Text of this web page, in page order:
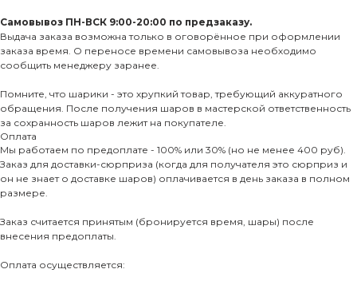
Самовывоз ПН-ВСК 9:00-20:00 по предзаказу.
Выдача заказа возможна только в оговорённое при оформлении
заказа время. О переносе времени самовывоза необходимо
сообщить менеджеру заранее.
Помните, что шарики - это хрупкий товар, требующий аккуратного
обращения. После получения шаров в мастерской ответственность
за сохранность шаров лежит на покупателе.
Оплата
Мы работаем по предоплате - 100% или 30% (но не менее 400 руб).
Заказ для доставки-сюрприза (когда для получателя это сюрприз и
он не знает о доставке шаров) оплачивается в день заказа в полном
размере.
Заказ считается принятым (бронируется время, шары) после
внесения предоплаты.
Оплата осуществляется: